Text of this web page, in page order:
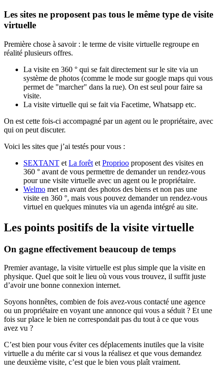
Les sites ne proposent pas tous le même type de visite
virtuelle
Première chose à savoir : le terme de visite virtuelle regroupe en
réalité plusieurs offres.
La visite en 360 ° qui se fait directement sur le site via un
système de photos (comme le mode sur google maps qui vous
permet de "marcher" dans la rue). On est seul pour faire sa
visite.
La visite virtuelle qui se fait via Facetime, Whatsapp etc.
On est cette fois-ci accompagné par un agent ou le propriétaire, avec
qui on peut discuter.
Voici les sites que j’ai testés pour vous :
SEXTANT et La forêt et Proprioo proposent des visites en
360 ° avant de vous permettre de demander un rendez-vous
pour une visite virtuelle avec un agent ou le propriétaire.
Welmo met en avant des photos des biens et non pas une
visite en 360 °, mais vous pouvez demander un rendez-vous
virtuel en quelques minutes via un agenda intégré au site.
Les points positifs de la visite virtuelle
On gagne effectivement beaucoup de temps
Premier avantage, la visite virtuelle est plus simple que la visite en
physique. Quel que soit le lieu où vous vous trouvez, il suffit juste
d’avoir une bonne connexion internet.
Soyons honnêtes, combien de fois avez-vous contacté une agence
ou un propriétaire en voyant une annonce qui vous a séduit ? Et une
fois sur place le bien ne correspondait pas du tout à ce que vous
avez vu ?
C’est bien pour vous éviter ces déplacements inutiles que la visite
virtuelle a du mérite car si vous la réalisez et que vous demandez
une deuxième visite, c’est que le bien vous plaît vraiment.